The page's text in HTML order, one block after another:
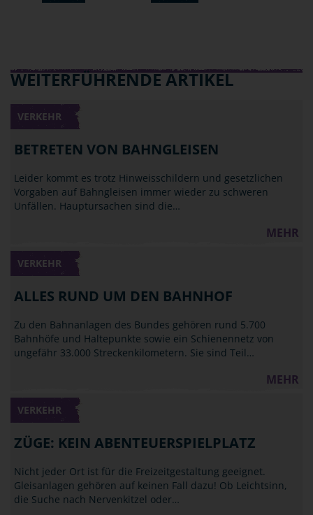
WEITERFÜHRENDE ARTIKEL
VERKEHR
BETRETEN VON BAHNGLEISEN
Leider kommt es trotz Hinweisschildern und gesetzlichen
Vorgaben auf Bahngleisen immer wieder zu schweren
Unfällen. Hauptursachen sind die…
MEHR
VERKEHR
ALLES RUND UM DEN BAHNHOF
Zu den Bahnanlagen des Bundes gehören rund 5.700
Bahnhöfe und Haltepunkte sowie ein Schienennetz von
ungefähr 33.000 Streckenkilometern. Sie sind Teil…
MEHR
VERKEHR
ZÜGE: KEIN ABENTEUERSPIELPLATZ
Nicht jeder Ort ist für die Freizeitgestaltung geeignet.
Gleisanlagen gehören auf keinen Fall dazu! Ob Leichtsinn,
die Suche nach Nervenkitzel oder…